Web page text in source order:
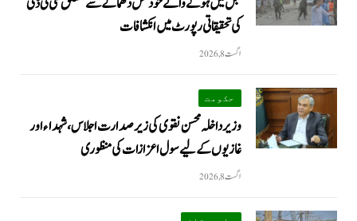
کی تحقیقاتی رپورٹ میں انکشافات
اگست 8, 2026
حکومت
وزیرداخلہ محسن نقوی کی زیر صدارت اجلاس، شہداء اور
غازیوں کے لیے سول اعزازات کی منظوری
اگست 8, 2026